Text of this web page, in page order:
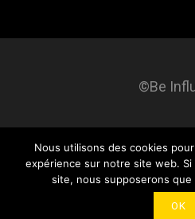
©Be
Be influent A propos Blog
Nous utilisons des cookies
expérience sur notre site web.
site, nous supposerons
OK